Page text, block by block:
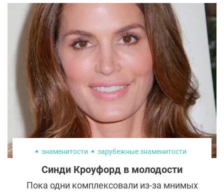
объемные губы, плотные филлеры в
средней трети лица считались признаком
успешной процедуры. Сегодня подход
меняется. Пациенты все чаще приходят к
специалисту с просьбой сохранить
индивидуальность и лишь мягко
скорректировать возрастные изменения.
Этот сдвиг стал одним из ключевых
трендов современной эстетической
медицины.
знаменитости зарубежные знаменитости
Синди Кроуфорд в молодости
Пока одни комплексовали из-за мнимых